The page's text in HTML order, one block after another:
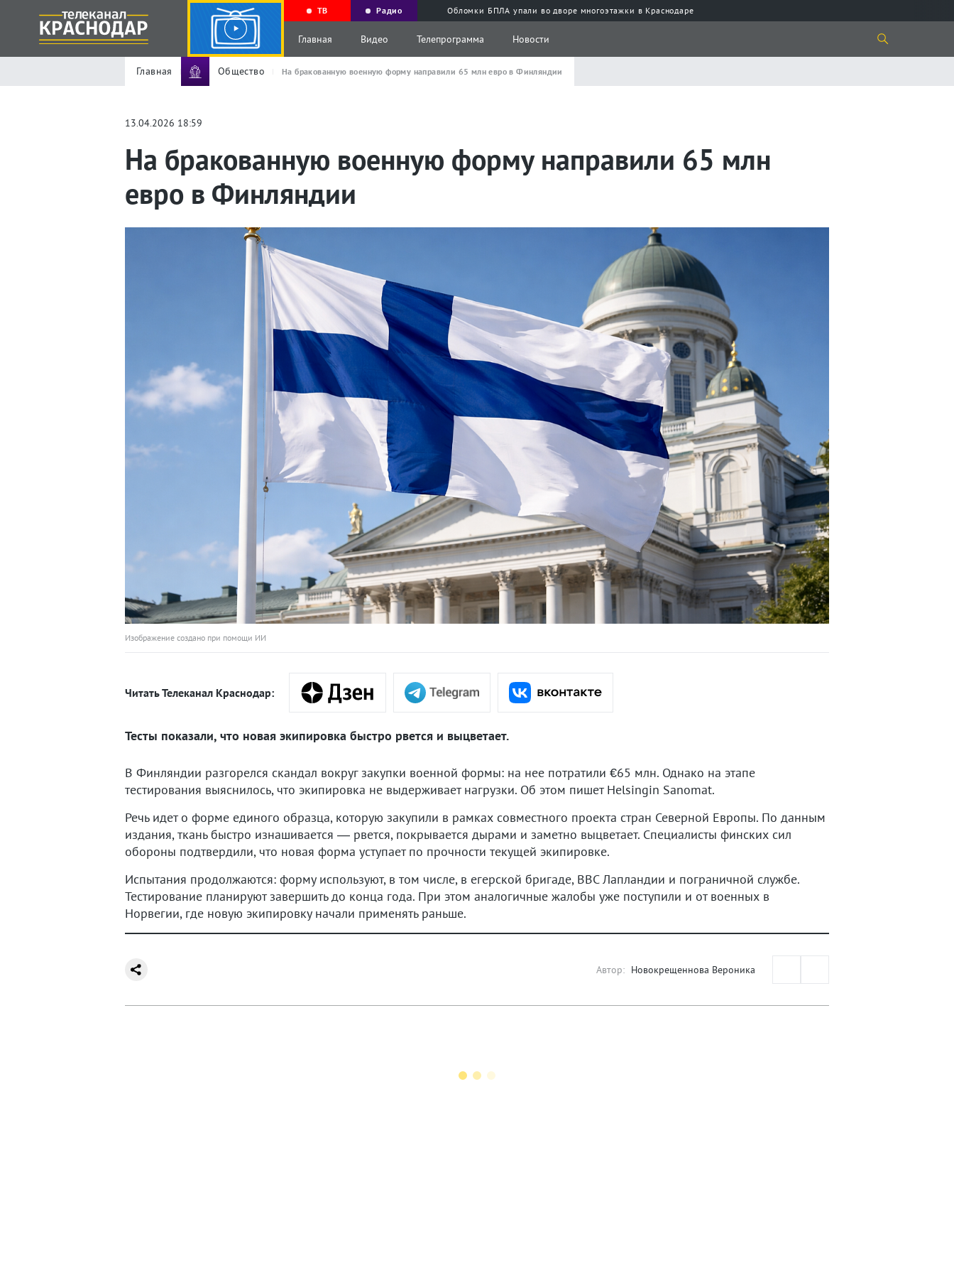
ТВ Радио Обломки БПЛА упали во дворе многоэтажки в Краснодаре
Главная Видео Телепрограмма Новости
Главная Общество На бракованную военную форму направили 65 млн евро в Финляндии
13.04.2026 18:59
На бракованную военную форму направили 65 млн
евро в Финляндии
Изображение создано при помощи ИИ
Читать Телеканал Краснодар:
Тесты показали, что новая экипировка быстро рвется и выцветает.
В Финляндии разгорелся скандал вокруг закупки военной формы: на нее потратили €65 млн. Однако на этапе
тестирования выяснилось, что экипировка не выдерживает нагрузки. Об этом пишет Helsingin Sanomat.
Речь идет о форме единого образца, которую закупили в рамках совместного проекта стран Северной Европы. По данным
издания, ткань быстро изнашивается — рвется, покрывается дырами и заметно выцветает. Специалисты финских сил
обороны подтвердили, что новая форма уступает по прочности текущей экипировке.
Испытания продолжаются: форму используют, в том числе, в егерской бригаде, ВВС Лапландии и пограничной службе.
Тестирование планируют завершить до конца года. При этом аналогичные жалобы уже поступили и от военных в
Норвегии, где новую экипировку начали применять раньше.
Автор: Новокрещеннова Вероника